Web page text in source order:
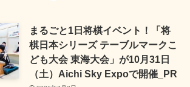
まるごと1日将棋イベント！「将
棋日本シリーズ テーブルマークこ
ども大会 東海大会」が10月31日
（土）Aichi Sky Expoで開催_PR